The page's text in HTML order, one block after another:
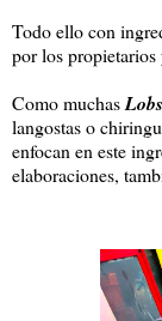
Todo ello con
por los propietarios
Como muchas
langostas o
enfocan en este
elaboraciones,